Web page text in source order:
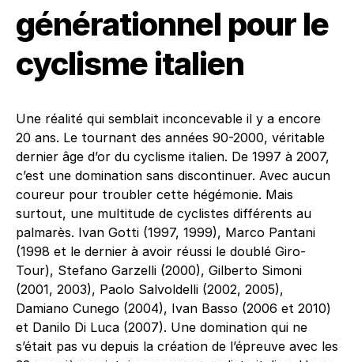
générationnel pour le
cyclisme italien
Une réalité qui semblait inconcevable il y a encore
20 ans. Le tournant des années 90-2000, véritable
dernier âge d’or du cyclisme italien. De 1997 à 2007,
c’est une domination sans discontinuer. Avec aucun
coureur pour troubler cette hégémonie. Mais
surtout, une multitude de cyclistes différents au
palmarès. Ivan Gotti (1997, 1999), Marco Pantani
(1998 et le dernier à avoir réussi le doublé Giro-
Tour), Stefano Garzelli (2000), Gilberto Simoni
(2001, 2003), Paolo Salvoldelli (2002, 2005),
Damiano Cunego (2004), Ivan Basso (2006 et 2010)
et Danilo Di Luca (2007). Une domination qui ne
s’était pas vu depuis la création de l’épreuve avec les